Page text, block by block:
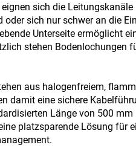
sich die Leitungskanäle
oder sich nur schwer an die
Unterseite ermöglicht
stehen Bodenlochungen
aus halogenfreiem,
damit eine sichere
Länge von 500 mm
platzsparende Lösung für